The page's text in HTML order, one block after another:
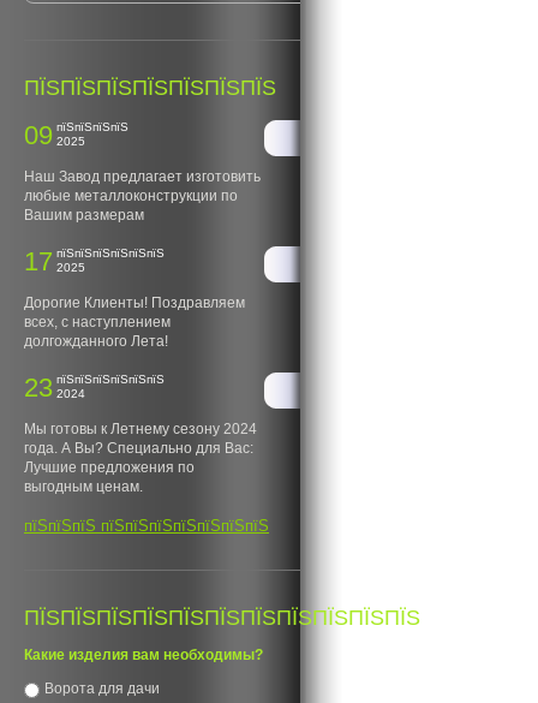
ПЇЅПЇЅПЇЅПЇЅПЇЅПЇЅПЇЅ
09 пїЅпїЅпїЅпїЅ
2025
Наш Завод предлагает изготовить
любые металлоконструкции по
Вашим размерам
17 пїЅпїЅпїЅпїЅпїЅпїЅ
2025
Дорогие Клиенты! Поздравляем
всех, с наступлением
долгожданного Лета!
23 пїЅпїЅпїЅпїЅпїЅпїЅ
2024
Мы готовы к Летнему сезону 2024
года. А Вы? Специально для Вас:
Лучшие предложения по
выгодным ценам.
пїЅпїЅпїЅ пїЅпїЅпїЅпїЅпїЅпїЅпїЅ
ПЇЅПЇЅПЇЅПЇЅПЇЅПЇЅПЇЅПЇЅПЇЅПЇЅПЇЅ
Какие изделия вам необходимы?
Ворота для дачи